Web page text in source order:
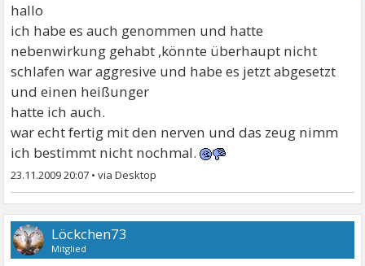
hallo
ich habe es auch genommen und hatte
nebenwirkung gehabt ,könnte überhaupt nicht
schlafen war aggresive und habe es jetzt abgesetzt
und einen heißunger
hatte ich auch.
war echt fertig mit den nerven und das zeug nimm
ich bestimmt nicht nochmal.
23.11.2009 20:07 •
Löckchen73
Mitglied